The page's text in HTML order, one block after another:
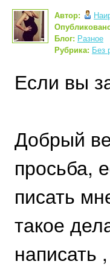
Автор:
Блог: Разное
Рубрика: Без
Если вы
Добрый
просьба,
писать
такое
написать